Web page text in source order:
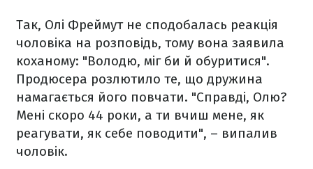
Так, Олі Фреймут не сподобалась реакція
чоловіка на розповідь, тому вона заявила
коханому: "Володю, міг би й обуритися".
Продюсера розлютило те, що дружина
намагається його повчати. "Справді, Олю?
Мені скоро 44 роки, а ти вчиш мене, як
реагувати, як себе поводити", – випалив
чоловік.